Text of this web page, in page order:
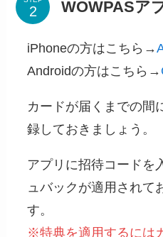
WOWPASア
iPhoneの方はこちら→
Androidの方はこちら→
カードが届くまでの間
録しておきましょう。
アプリに招待コードを
ュバックが適用されて
す。
※特典を適用するには